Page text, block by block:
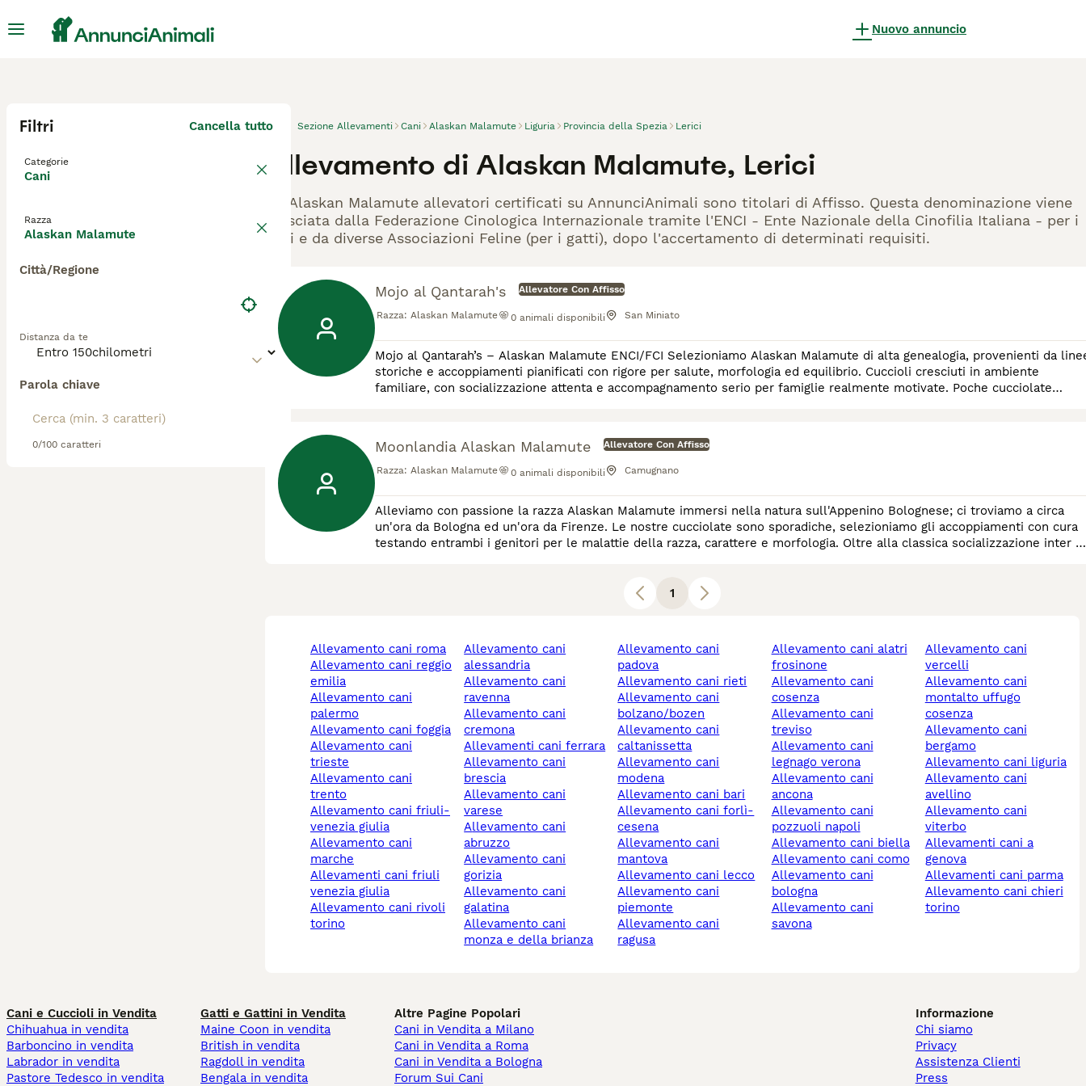
Nuovo annuncio
Filtri Cancella tutto
Categorie
Cani
Razza
Alaskan Malamute
Città/Regione
Distanza da te
Parola chiave
0/100 caratteri
Sezione Allevamenti Cani Alaskan Malamute Liguria Provincia della Spezia Lerici
Allevamento di Alaskan Malamute, Lerici
Gli Alaskan Malamute allevatori certificati su AnnunciAnimali sono titolari di Affisso. Questa denominazione viene
rilasciata dalla Federazione Cinologica Internazionale tramite l'ENCI - Ente Nazionale della Cinofilia Italiana - per i
cani e da diverse Associazioni Feline (per i gatti), dopo l'accertamento di determinati requisiti.
Mojo al Qantarah's Allevatore Con Affisso
Razza: Alaskan Malamute 0 animali disponibili San Miniato
Mojo al Qantarah’s – Alaskan Malamute ENCI/FCI Selezioniamo Alaskan Malamute di alta genealogia, provenienti da linee
storiche e accoppiamenti pianificati con rigore per salute, morfologia ed equilibrio. Cuccioli cresciuti in ambiente
familiare, con socializzazione attenta e accompagnamento serio per famiglie realmente motivate. Poche cucciolate
Moonlandia Alaskan Malamute Allevatore Con Affisso
Razza: Alaskan Malamute 0 animali disponibili Camugnano
Alleviamo con passione la razza Alaskan Malamute immersi nella natura sull'Appenino Bolognese; ci troviamo a circa
un'ora da Bologna ed un'ora da Firenze. Le nostre cucciolate sono sporadiche, selezioniamo gli accoppiamenti con cura
testando entrambi i genitori per le malattie della razza, carattere e morfologia. Oltre alla classica socializzazione inter e
1
allevamento cani roma
allevamento cani reggio
emilia
allevamento cani
palermo
allevamento cani foggia
allevamento cani
trieste
allevamento cani
trento
allevamento cani friuli-
venezia giulia
allevamento cani
marche
allevamenti cani friuli
venezia giulia
allevamento cani rivoli
torino
allevamento cani
alessandria
allevamento cani
ravenna
allevamento cani
cremona
allevamenti cani ferrara
allevamento cani
brescia
allevamento cani
varese
allevamento cani
abruzzo
allevamento cani
gorizia
allevamento cani
galatina
allevamento cani
monza e della brianza
allevamento cani
padova
allevamento cani rieti
allevamento cani
bolzano/bozen
allevamento cani
caltanissetta
allevamento cani
modena
allevamento cani bari
allevamento cani forlì-
cesena
allevamento cani
mantova
allevamento cani lecco
allevamento cani
piemonte
allevamento cani
ragusa
allevamento cani alatri
frosinone
allevamento cani
cosenza
allevamento cani
treviso
allevamento cani
legnago verona
allevamento cani
ancona
allevamento cani
pozzuoli napoli
allevamento cani biella
allevamento cani como
allevamento cani
bologna
allevamento cani
savona
allevamento cani
vercelli
allevamento cani
montalto uffugo
cosenza
allevamento cani
bergamo
allevamento cani liguria
allevamento cani
avellino
allevamento cani
viterbo
allevamenti cani a
genova
allevamenti cani parma
allevamento cani chieri
torino
Cani e Cuccioli in Vendita
Chihuahua in vendita
Barboncino in vendita
Labrador in vendita
Pastore Tedesco in vendita
Gatti e Gattini in Vendita
Maine Coon in vendita
British in vendita
Ragdoll in vendita
Bengala in vendita
Altre Pagine Popolari
Cani in Vendita a Milano
Cani in Vendita a Roma
Cani in Vendita a Bologna
Forum Sui Cani
Informazione
Chi siamo
Privacy
Assistenza Clienti
Press